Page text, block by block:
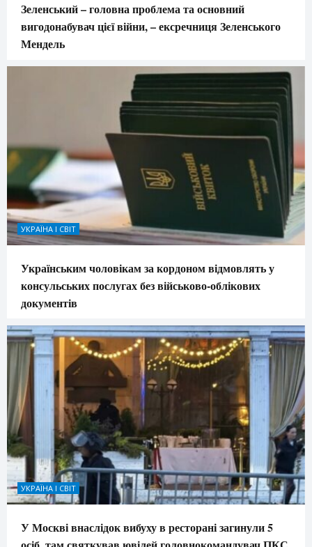
Зеленський – головна проблема та основний
вигодонабувач цієї війни, – ексречниця Зеленського
Мендель
УКРАЇНА І СВІТ
Українським чоловікам за кордоном відмовлять у
консульських послугах без військово-облікових
документів
УКРАЇНА І СВІТ
У Москві внаслідок вибуху в ресторані загинули 5